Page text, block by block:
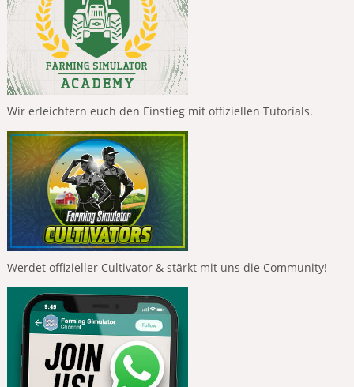
Wir erleichtern euch den Einstieg mit offiziellen Tutorials.
Werdet offizieller Cultivator & stärkt mit uns die Community!